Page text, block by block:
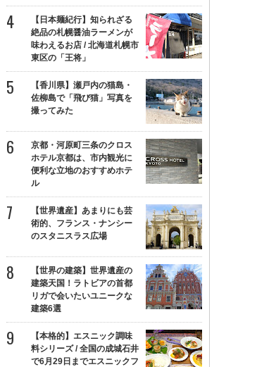
【日本麺紀行】知られざる
絶品の札幌醤油ラーメンが
味わえるお店 / 北海道札幌市
東区の「王将」
【香川県】瀬戸内の猫島・
佐柳島で「飛び猫」写真を
撮ってみた
京都・河原町三条のクロス
ホテル京都は、市内観光に
便利な立地のおすすめホテ
ル
【世界遺産】あまりにも芸
術的、フランス・ナンシー
のスタニスラス広場
【世界の建築】世界遺産の
建築天国！ラトビアの首都
リガで会いたいユニークな
建築6選
【本格的】エスニック調味
料シリーズ / 全国の成城石井
で6月29日までエスニックフ